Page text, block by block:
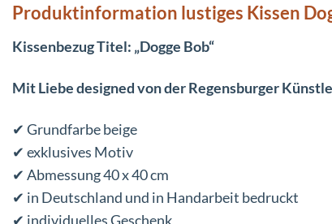
Produktinformation lustiges Kissen
Kissenbezug Titel: „Dogge Bob“
Mit Liebe designed von der Regensburger
✔ Grundfarbe beige
✔ exklusives Motiv
✔ Abmessung 40 x 40 cm
✔ in Deutschland und in Handarbeit bedruckt
✔ individuelles Geschenk